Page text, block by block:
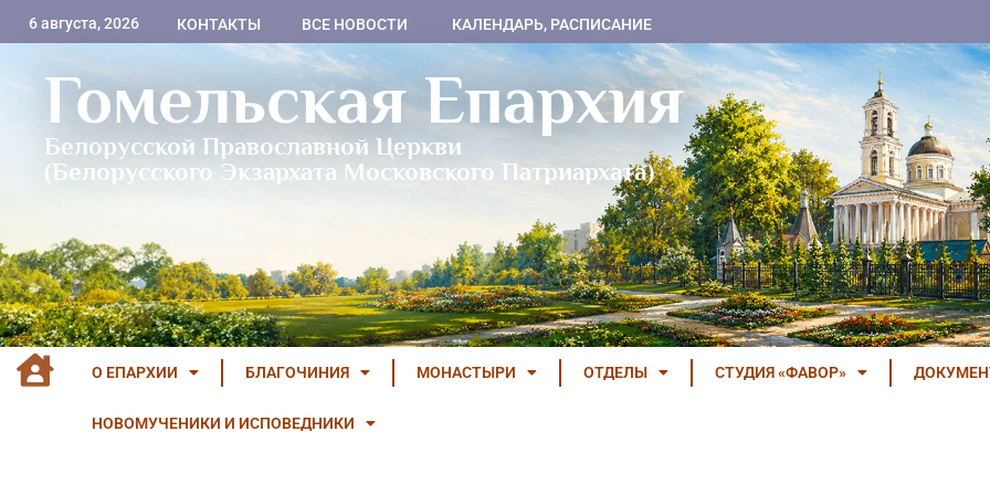
6 августа, 2026 КОНТАКТЫ ВСЕ НОВОСТИ КАЛЕНДАРЬ, РАСПИСАНИЕ
Гомельская Епархия
Белорусской Православной Церкви
(Белорусского Экзархата Московского Патриархата)
О ЕПАРХИИ БЛАГОЧИНИЯ МОНАСТЫРИ ОТДЕЛЫ СТУДИЯ «ФАВОР»
НОВОМУЧЕНИКИ И ИСПОВЕДНИКИ